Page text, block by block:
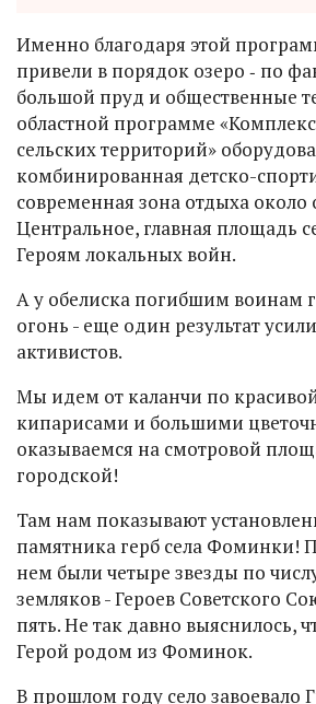
Именно благодаря этой
привели в порядок озеро ‑ по
большой пруд и общественные
областной программе
сельских территорий»
комбинированная детско-
современная зона отдыха около
Центральное, главная площадь
Героям локальных войн.
А у обелиска погибшим воинам
огонь - еще один результат
активистов.
Мы идем от каланчи по
кипарисами и большими
оказываемся на смотровой
городской!
Там нам показывают
памятника герб села Фоминки!
нем были четыре звезды по
земляков - Героев Советского
пять. Не так давно выяснилось,
Герой родом из Фоминок.
В прошлом году село завоевало